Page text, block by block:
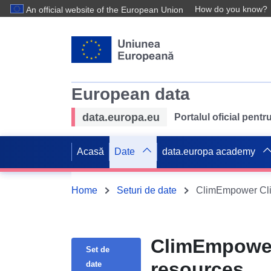
An official website of the European Union How do you know?
European data
data.europa.eu Portalul oficial
Acasă Date data.europa academy
Home Seturi de date ClimEmpower
Set de
date